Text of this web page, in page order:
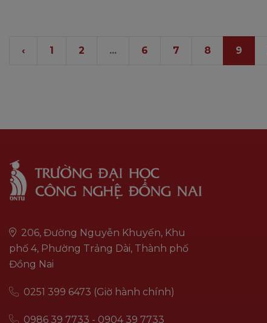
‹ 1 2 ... 6 7 8 9
206, Đường Nguyễn Khuyến, Khu
phố 4, Phường Trảng Dài, Thành phố
Đồng Nai
0251 399 6473 (Giờ hành chính)
0986 39 7733 - 0904 39 7733